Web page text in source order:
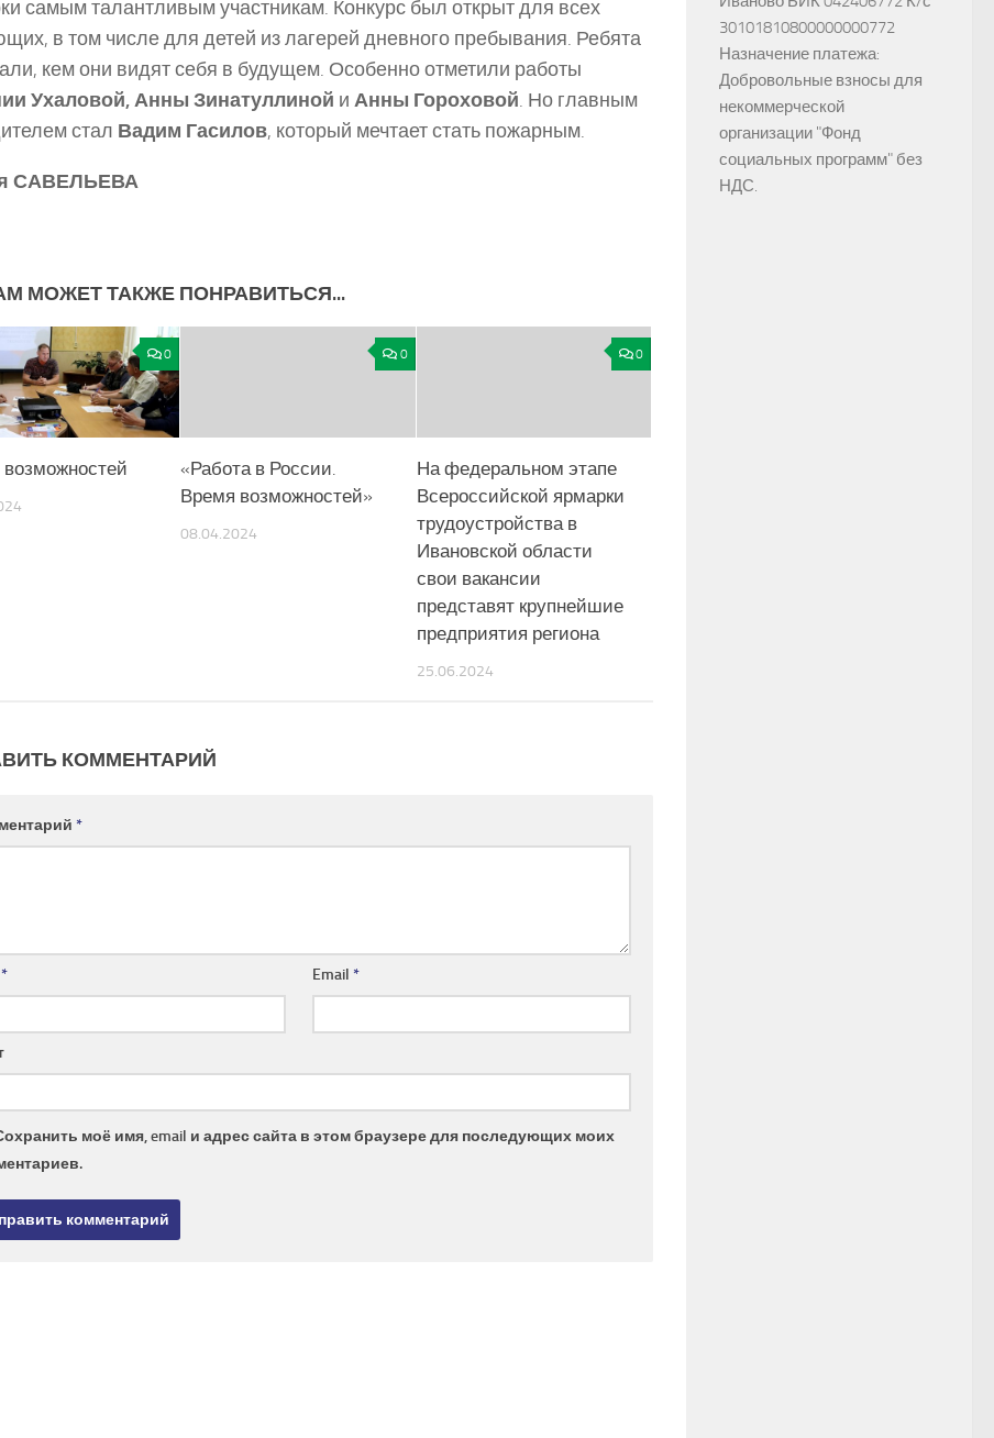
самым талантливым участникам. Конкурс был открыт для всех
в том числе для детей из лагерей дневного пребывания. Ребята
кем они видят себя в будущем. Особенно отметили работы
Ухаловой, Анны Зинатуллиной и Анны Гороховой. Но главным
стал Вадим Гасилов, который мечтает стать пожарным.
САВЕЛЬЕВА
МОЖЕТ ТАКЖЕ ПОНРАВИТЬСЯ...
0 0
«Работа в России.
Время возможностей»
08.04.2024
0
На федеральном этапе
Всероссийской ярмарки
трудоустройства в
Ивановской области
свои вакансии
представят крупнейшие
предприятия региона
25.06.2024
КОММЕНТАРИЙ
*
* Email*
моё имя, email и адрес сайта в этом браузере для последующих моих
30101810800000000772
Назначение платежа:
Добровольные взносы для
некоммерческой
организации "Фонд
социальных программ" без
НДС.